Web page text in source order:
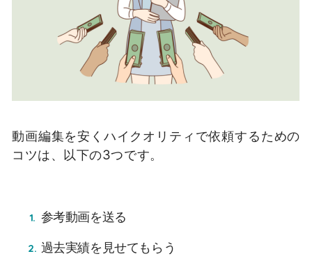
動画編集を安くハイクオリティで依頼するための
コツは、以下の3つです。
参考動画を送る
過去実績を見せてもらう